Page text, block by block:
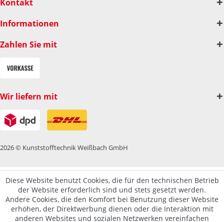
Kontakt
Informationen
Zahlen Sie mit
Wir liefern mit
2026 © Kunststofftechnik Weißbach GmbH
Diese Website benutzt Cookies, die für den technischen Betrieb
der Website erforderlich sind und stets gesetzt werden.
Andere Cookies, die den Komfort bei Benutzung dieser Website
erhöhen, der Direktwerbung dienen oder die Interaktion mit
anderen Websites und sozialen Netzwerken vereinfachen